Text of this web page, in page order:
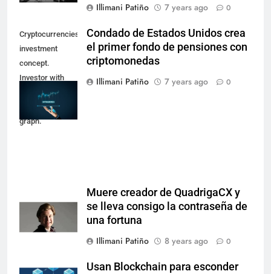
Illimani Patiño
7 years ago 0
Cryptocurrencies
investment
concept.
Investor with
digital tablet and
virtual tradeview
graph.
Condado de Estados Unidos crea
el primer fondo de pensiones con
criptomonedas
Illimani Patiño
7 years ago 0
Muere creador de QuadrigaCX y
se lleva consigo la contraseña de
una fortuna
Illimani Patiño
8 years ago 0
Usan Blockchain para esconder